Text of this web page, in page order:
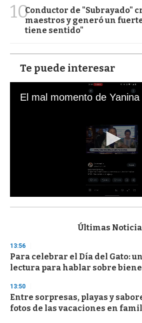
10Conductor de "Subrayado"
maestros y generó un
tiene sentido"
Te puede interesar
s
d
s
o
f
3
s
e
c
Últimas
13:56
Para celebrar el Día del Gato:
lectura para hablar sobre
13:50
Entre sorpresas, playas y
fotos de las vacaciones en